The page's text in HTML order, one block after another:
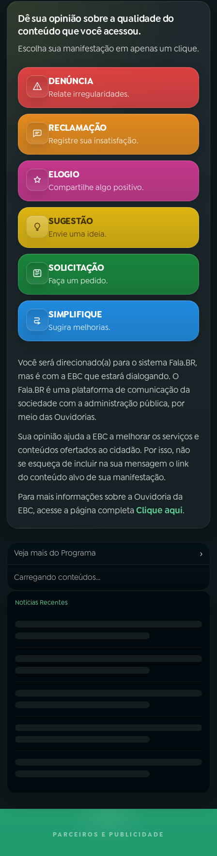
Dê sua opinião sobre a qualidade do
conteúdo que você acessou.
Escolha sua manifestação em apenas um clique.
DENÚNCIA
Relate irregularidades.
RECLAMAÇÃO
Registre sua insatisfação.
ELOGIO
Compartilhe algo positivo.
SUGESTÃO
Envie uma ideia.
SOLICITAÇÃO
Faça um pedido.
SIMPLIFIQUE
Sugira melhorias.
Você será direcionado(a) para o sistema Fala.BR,
mas é com a EBC que estará dialogando. O
Fala.BR é uma plataforma de comunicação da
sociedade com a administração pública, por
meio das Ouvidorias.
Sua opinião ajuda a EBC a melhorar os serviços e
conteúdos ofertados ao cidadão. Por isso, não
se esqueça de incluir na sua mensagem o link
do conteúdo alvo de sua manifestação.
Para mais informações sobre a Ouvidoria da
EBC, acesse a página completa Clique aqui.
Veja mais do Programa ›
Carregando conteúdos...
Notícias Recentes
PARCEIROS E PUBLICIDADE